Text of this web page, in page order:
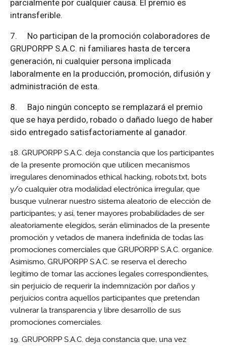
parcialmente por cualquier causa. El premio es
intransferible.
7. No participan de la promoción colaboradores de
GRUPORPP S.A.C. ni familiares hasta de tercera
generación, ni cualquier persona implicada
laboralmente en la producción, promoción, difusión y
administración de esta.
8. Bajo ningún concepto se remplazará el premio
que se haya perdido, robado o dañado luego de haber
sido entregado satisfactoriamente al ganador.
GRUPORPP S.A.C. deja constancia que los participantes
de la presente promoción que utilicen mecanismos
irregulares denominados ethical hacking, robots.txt, bots
y/o cualquier otra modalidad electrónica irregular, que
busque vulnerar nuestro sistema aleatorio de elección de
participantes; y así, tener mayores probabilidades de ser
aleatoriamente elegidos, serán eliminados de la presente
promoción y vetados de manera indefinida de todas las
promociones comerciales que GRUPORPP S.A.C. organice.
Asimismo, GRUPORPP S.A.C. se reserva el derecho
legítimo de tomar las acciones legales correspondientes,
sin perjuicio de requerir la indemnización por daños y
perjuicios contra aquellos participantes que pretendan
vulnerar la transparencia y libre desarrollo de sus
promociones comerciales.
GRUPORPP S.A.C. deja constancia que, una vez